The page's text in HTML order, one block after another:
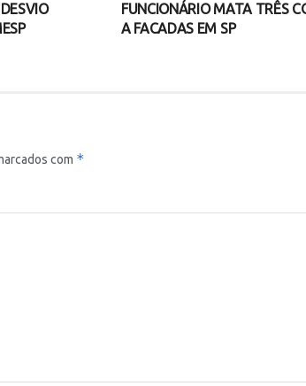
FUNCIONÁRIO MATA TRÊS
A FACADAS EM SP
com *